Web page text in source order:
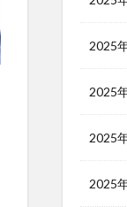
2025
2025
2025
2025